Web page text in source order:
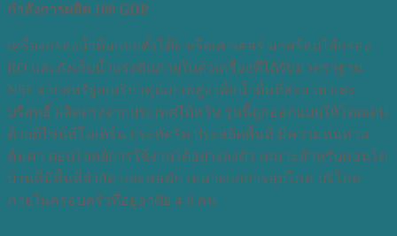
กำลังการผลิต 100 GDP
เครื่องกรองน้ำดื่มแบบตั้งโต๊ะ หรือเคาเตอร์ มาพร้อมไส้กรอง
RO และถังเก็บน้ำแรงดันภายในตัวเครื่องที่ได้รับมาตราฐาน
NSF จากสหรัฐอเมริกาคุณภาพสูง เพื่อน้ำดื่มที่สะอาด และ
บริสุทธิ์ ผลิตตรงจากประเทศไต้หวัน รุ่นนี้ถูกออกแบบให้โดดเด่น
ด้วยดีไซน์ที่โมเดิร์น กระทัดรัด ประหยัดพื้นที่ มีความทนทาน
คุ้มค่า ตอบโจทย์การใช้งานได้อย่างลงตัว เหมาะสำหรับคอนโด
บ้านที่มีพื้นที่จำกัด และหอพัก เหมาะแก่การอุปโภค บริโภค
ภายในครอบครัวที่อยู่อาศัย 4-8 คน